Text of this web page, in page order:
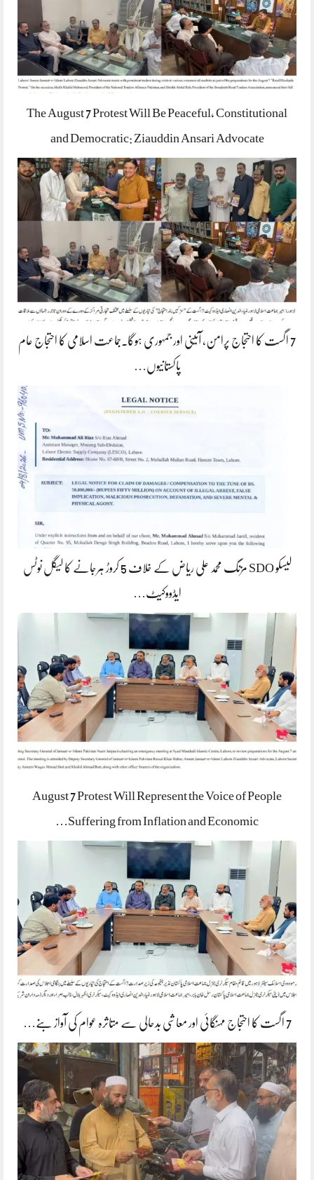
The August 7 Protest Will Be Peaceful, Constitutional
and Democratic: Ziauddin Ansari Advocate
7 اگست کا احتجاج پرامن، آئینی اور جمہوری ہوگا۔جماعت اسلامی کا احتجاج عام
پاکستانیوں…
لیسکو SDO مزنگ محمد علی ریاض کے خلاف 5 کروڑ ہرجانے کا لیگل نوٹس
ایڈووکیٹ…
August 7 Protest Will Represent the Voice of People
Suffering from Inflation and Economic…
7 اگست کا احتجاج مہنگائی اور معاشی بدحالی سے متاثرہ عوام کی آواز بنے…